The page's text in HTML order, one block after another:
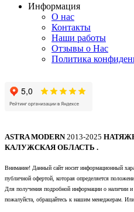
Информация
О нас
Контакты
Наши работы
Отзывы о Нас
Политика
ASTRA MODERN2013-2025
КАЛУЖСКАЯ ОБЛАСТЬ .
Внимание! Данный сайт носит информационный
публичной офертой, которая определяется
Для получения подробной информации о наличии и
пожалуйста, обращайтесь к нашим менеджерам.